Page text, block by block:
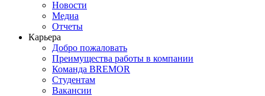
Новости
Медиа
Отчеты
Карьера
Добро пожаловать
Преимущества работы в компании
Команда BREMOR
Студентам
Вакансии